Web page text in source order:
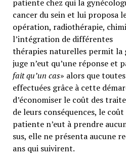
patiente chez qui la
cancer du sein et lui proposa
opération, radiothérapie,
l’intégration de différentes
thérapies naturelles permit la
juge n’eut qu’une réponse et
fait qu’un cas» alors que
effectuées grâce à cette
d’économiser le coût des
de leurs conséquences, le
patiente n’eut à prendre
sus, elle ne présenta aucune
ans qui suivirent.